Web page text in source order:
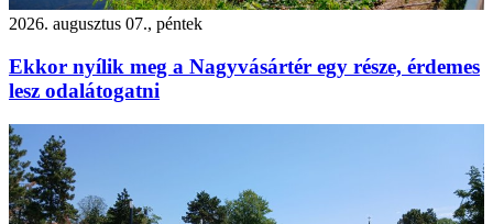
2026. augusztus 07., péntek
Ekkor nyílik meg a Nagyvásártér egy része, érdemes
lesz odalátogatni